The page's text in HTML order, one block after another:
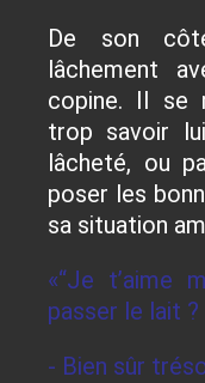
De son
lâchement
copine. Il se
trop savoir
lâcheté, ou
poser les
sa situation
«“Je t’aime
passer le lait ?
- Bien sûr